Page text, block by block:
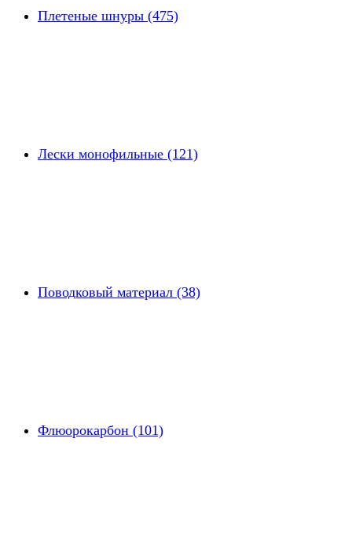
Плетеные шнуры (475)
Лески монофильные (121)
Поводковый материал (38)
Флюорокарбон (101)